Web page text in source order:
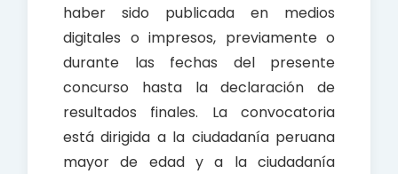
haber sido publicada en medios
digitales o impresos, previamente o
durante las fechas del presente
concurso hasta la declaración de
resultados finales. La convocatoria
está dirigida a la ciudadanía peruana
mayor de edad y a la ciudadanía